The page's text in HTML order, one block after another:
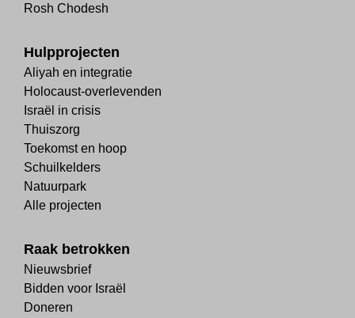
Rosh Chodesh
Hulpprojecten
Aliyah en integratie
Holocaust-overlevenden
Israël in crisis
Thuiszorg
Toekomst en hoop
Schuilkelders
Natuurpark
Alle projecten
Raak betrokken
Nieuwsbrief
Bidden voor Israël
Doneren